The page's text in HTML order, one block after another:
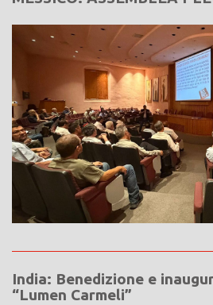
India: Benedizione e
“Lumen Carmeli”